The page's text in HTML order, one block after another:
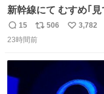
新幹線にて むすめ｢見て
しか見えなくなった
返
信
15
リ
ポ
506
い
3,782
23時間前